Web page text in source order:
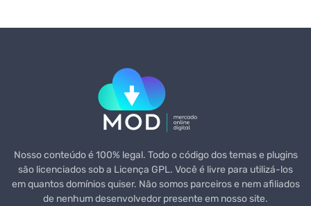
Nosso conteúdo é 100% legal. Todo o código dos temas e plugins
são licenciados sob a Licença GPL. Você é livre para utilizá-los
em quantos domínios quiser. Não somos parceiros e nem afiliados
de nenhum desenvolvedor presente em nosso site.